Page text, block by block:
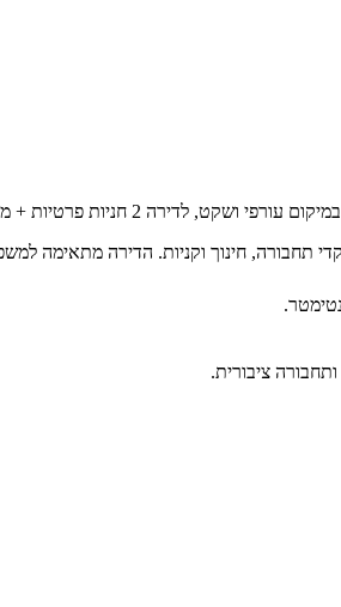
תחבורה, חינוך וקניות. הדירה מתאימה
ציבורית.